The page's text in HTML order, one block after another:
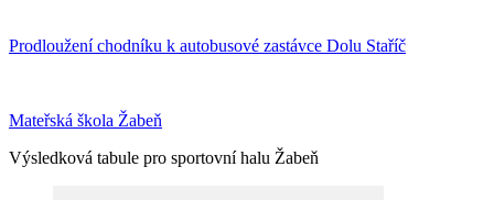
Prodloužení chodníku k autobusové zastávce Dolu Staříč
Mateřská škola Žabeň
Výsledková tabule pro sportovní halu Žabeň